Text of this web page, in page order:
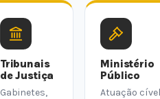
Tribunais
de Justiça
Gabinetes,
Ministério
Público
Atuação